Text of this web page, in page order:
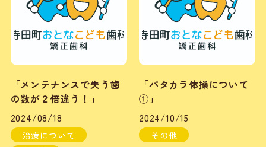
「メンテナンスで失う歯
の数が２倍違う！」
2024/08/18
治療について
「パタカラ体操について
①」
2024/10/15
その他